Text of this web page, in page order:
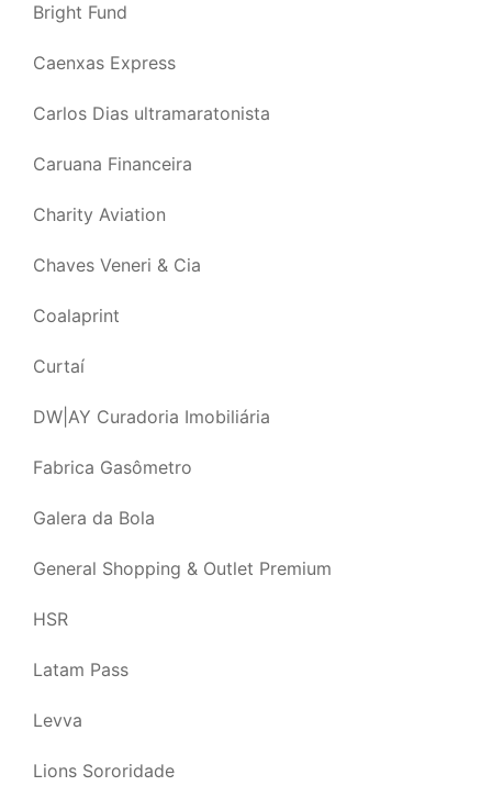
Bright Fund
Caenxas Express
Carlos Dias ultramaratonista
Caruana Financeira
Charity Aviation
Chaves Veneri & Cia
Coalaprint
Curtaí
DW|AY Curadoria Imobiliária
Fabrica Gasômetro
Galera da Bola
General Shopping & Outlet Premium
HSR
Latam Pass
Levva
Lions Sororidade